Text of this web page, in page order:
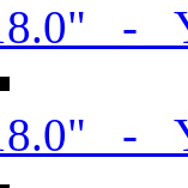
-
-